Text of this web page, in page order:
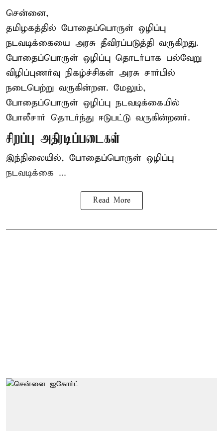
சென்னை,
தமிழகத்தில் போதைப்பொருள் ஒழிப்பு
நடவடிக்கையை அரசு தீவிரப்படுத்தி வருகிறது.
போதைப்பொருள் ஒழிப்பு தொடர்பாக பல்வேறு
விழிப்புணர்வு நிகழ்ச்சிகள் அரசு சார்பில்
நடைபெற்று வருகின்றன. மேலும்,
போதைப்பொருள் ஒழிப்பு நடவடிக்கையில்
போலீசார் தொடர்ந்து ஈடுபட்டு வருகின்றனர்.
சிறப்பு அதிரடிப்படைகள்
இந்நிலையில், போதைப்பொருள் ஒழிப்பு
நடவடிக்கை ...
Read More